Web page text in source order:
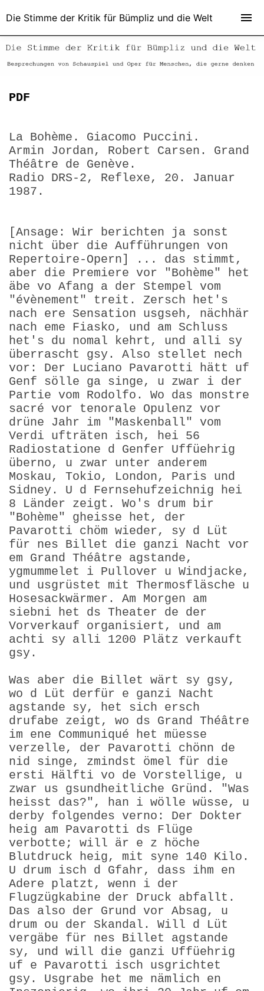
PDF
La Bohème. Giacomo Puccini.
Armin Jordan, Robert Carsen. Grand
Théâtre de Genève.
Radio DRS-2, Reflexe, 20. Januar
1987.
[Ansage: Wir berichten ja sonst
nicht über die Aufführungen von
Repertoire-Opern] ... das stimmt,
aber die Premiere vor "Bohème" het
äbe vo Afang a der Stempel vom
"évènement" treit. Zersch het's
nach ere Sensation usgseh, nächhär
nach eme Fiasko, und am Schluss
het's du nomal kehrt, und alli sy
überrascht gsy. Also stellet nech
vor: Der Luciano Pavarotti hätt uf
Genf sölle ga singe, u zwar i der
Partie vom Rodolfo. Wo das monstre
sacré vor tenorale Opulenz vor
drüne Jahr im "Maskenball" vom
Verdi ufträten isch, hei 56
Radiostatione d Genfer Uffüehrig
überno, u zwar unter anderem
Moskau, Tokio, London, Paris und
Sidney. U d Fernsehufzeichnig hei
8 Länder zeigt. Wo's drum bir
"Bohème" gheisse het, der
Pavarotti chöm wieder, sy d Lüt
für nes Billet die ganzi Nacht vor
em Grand Théâtre agstande,
ygmummelet i Pullover u Windjacke,
und usgrüstet mit Thermosfläsche u
Hosesackwärmer. Am Morgen am
siebni het ds Theater de der
Vorverkauf organisiert, und am
achti sy alli 1200 Plätz verkauft
gsy.
Was aber die Billet wärt sy gsy,
wo d Lüt derfür e ganzi Nacht
agstande sy, het sich ersch
drufabe zeigt, wo ds Grand Théâtre
im ene Communiqué het müesse
verzelle, der Pavarotti chönn de
nid singe, zmindst ömel für die
ersti Hälfti vo de Vorstellige, u
zwar us gsundheitliche Gründ. "Was
heisst das?", han i wölle wüsse, u
derby folgendes verno: Der Dokter
heig am Pavarotti ds Flüge
verbotte; will är e z höche
Blutdruck heig, mit syne 140 Kilo.
U drum isch d Gfahr, dass ihm en
Adere platzt, wenn i der
Flugzügkabine der Druck abfallt.
Das also der Grund vor Absag, u
drum ou der Skandal. Will d Lüt
vergäbe für nes Billet agstande
sy, und will die ganzi Uffüehrig
uf e Pavarotti isch usgrichtet
gsy. Usgrabe het me nämlich en
Die Stimme der Kritik für Bümpliz und die Welt